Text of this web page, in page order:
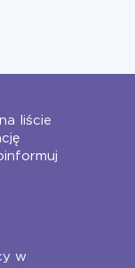
liście
w